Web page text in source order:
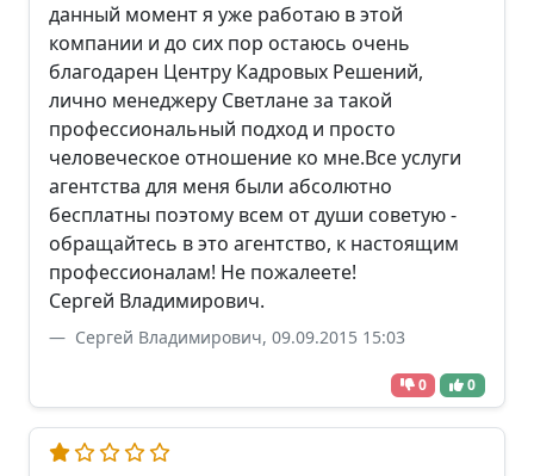
данный момент я уже работаю в этой
компании и до сих пор остаюсь очень
благодарен Центру Кадровых Решений,
лично менеджеру Светлане за такой
профессиональный подход и просто
человеческое отношение ко мне.Все услуги
агентства для меня были абсолютно
бесплатны поэтому всем от души советую -
обращайтесь в это агентство, к настоящим
профессионалам! Не пожалеете!
Сергей Владимирович.
Сергей Владимирович, 09.09.2015 15:03
0 0